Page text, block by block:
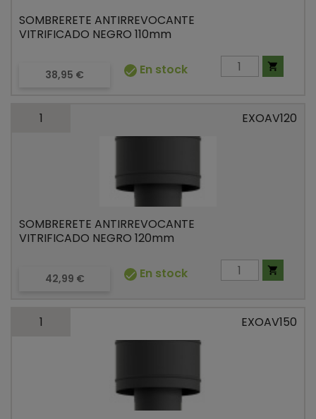
SOMBRERETE ANTIRREVOCANTE
VITRIFICADO NEGRO 110mm
Precio
38,95 €  En stock 
1 EXOAV120
SOMBRERETE ANTIRREVOCANTE
VITRIFICADO NEGRO 120mm
Precio
42,99 €  En stock 
1 EXOAV150